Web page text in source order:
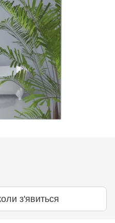
з'явиться